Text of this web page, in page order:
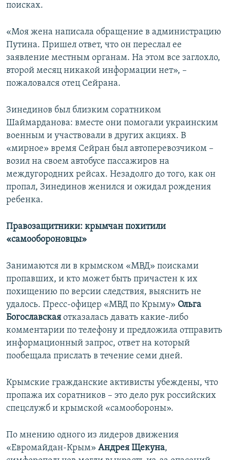
поисках.
«Моя жена написала обращение в администрацию
Путина. Пришел ответ, что он переслал ее
заявление местным органам. На этом все заглохло,
второй месяц никакой информации нет», –
пожаловался отец Сейрана.
Зинединов был близким соратником
Шаймарданова: вместе они помогали украинским
военным и участвовали в других акциях. В
«мирное» время Сейран был автоперевозчиком –
возил на своем автобусе пассажиров на
междугородних рейсах. Незадолго до того, как он
пропал, Зинединов женился и ожидал рождения
ребенка.
Правозащитники: крымчан похитили
«самообороновцы»
Занимаются ли в крымском «МВД» поисками
пропавших, и кто может быть причастен к их
похищению по версии следствия, выяснить не
удалось. Пресс-офицер «МВД по Крыму» Ольга
Богославская отказалась давать какие-либо
комментарии по телефону и предложила отправить
информационный запрос, ответ на который
пообещала прислать в течение семи дней.
Крымские гражданские активисты убеждены, что
пропажа их соратников – это дело рук российских
спецслужб и крымской «самообороны».
По мнению одного из лидеров движения
«Евромайдан-Крым» Андрея Щекуна,